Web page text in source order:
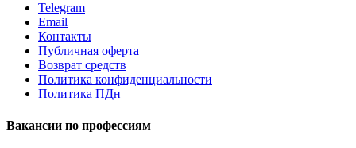
Telegram
Email
Контакты
Публичная оферта
Возврат средств
Политика конфиденциальности
Политика ПДн
Вакансии по профессиям